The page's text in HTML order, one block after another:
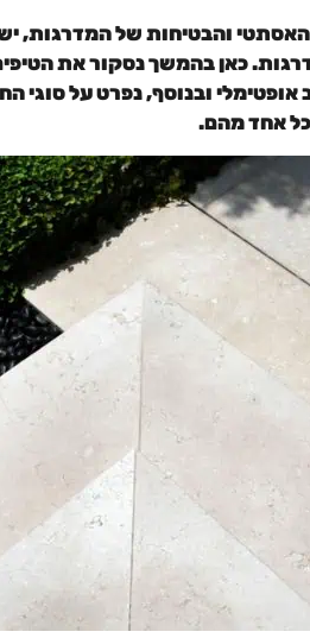
והבטיחות של המדרגות, יש
כאן בהמשך נסקור את
ובנוסף, נפרט על סוגי
אחד מהם.